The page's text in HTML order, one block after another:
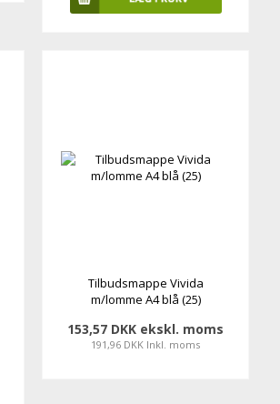
Tilbudsmappe Vivida
m/lomme A4 blå (25)
153,57 DKK ekskl. moms
191,96 DKK Inkl. moms